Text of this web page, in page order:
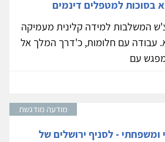
בסוכות למטפלים דינמים
המשלבות למידה קלינית מעמיקה
עבודה עם חלומות, כ'דרך המלך אל
עם
מודעה מודגשת
ומשפחתי - לסניף ירושלים של